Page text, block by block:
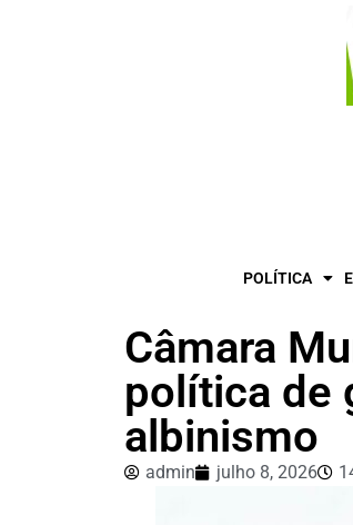
POLÍTICA
Câmara
política de
albinismo
admin julho 8, 2026